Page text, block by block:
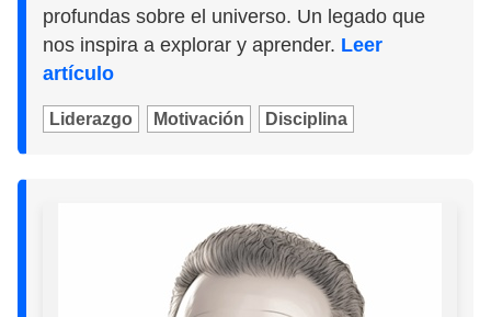
profundas sobre el universo. Un legado que
nos inspira a explorar y aprender. Leer
artículo
Liderazgo Motivación Disciplina